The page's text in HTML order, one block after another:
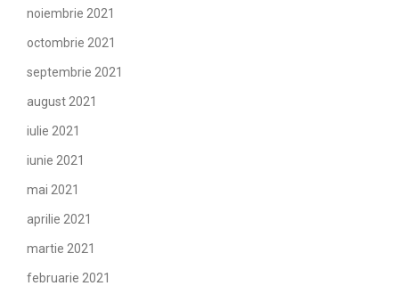
noiembrie 2021
octombrie 2021
septembrie 2021
august 2021
iulie 2021
iunie 2021
mai 2021
aprilie 2021
martie 2021
februarie 2021